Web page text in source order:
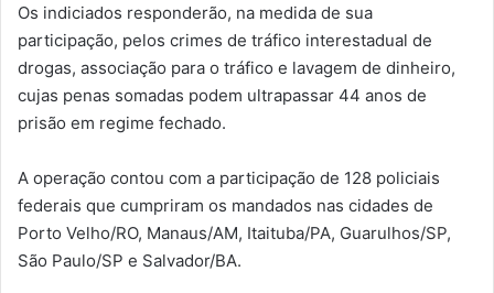
Os indiciados responderão, na medida de sua
participação, pelos crimes de tráfico interestadual de
drogas, associação para o tráfico e lavagem de dinheiro,
cujas penas somadas podem ultrapassar 44 anos de
prisão em regime fechado.
A operação contou com a participação de 128 policiais
federais que cumpriram os mandados nas cidades de
Porto Velho/RO, Manaus/AM, Itaituba/PA, Guarulhos/SP,
São Paulo/SP e Salvador/BA.